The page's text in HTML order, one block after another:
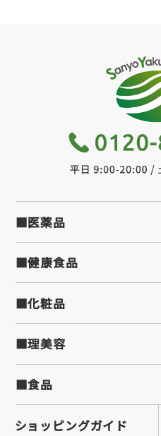
■医薬品
■健康食品
■化粧品
■理美容
■食品
ショッピングガイド